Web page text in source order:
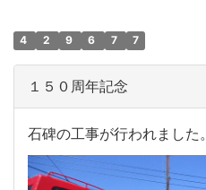
4 2 9 6 7 7
１５０周年記念
石碑の工事が行われました。